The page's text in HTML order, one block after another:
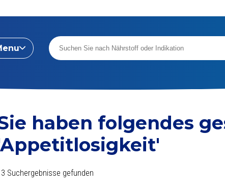
haben folgendes
Suchergebnisse gefunden